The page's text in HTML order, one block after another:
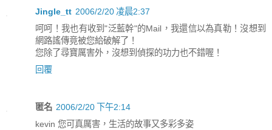
Jingle_tt 2006/2/20 凌晨2:37
呵呵！我也有收到"泛藍幹"的Mail，我還信以為真勒！沒想到
網路謠傳竟被您給破解了！
您除了尋寶厲害外，沒想到偵探的功力也不錯喔！
回覆
匿名 2006/2/20 下午2:14
kevin 您可真厲害，生活的故事又多彩多姿